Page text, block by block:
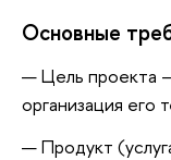
Основные
Цель проекта
организация его
Продукт